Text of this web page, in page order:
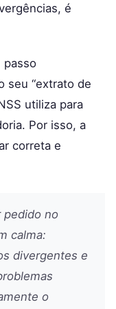
é
passo
seu “extrato de
utiliza para
Por isso, a
correta e
pedido no
calma:
divergentes e
o